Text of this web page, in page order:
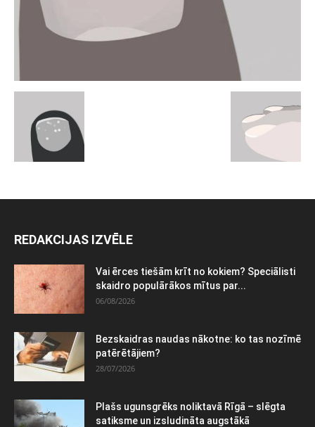
REDAKCIJAS IZVĒLE
Vai ērces tiešām krīt no kokiem? Speciālisti
skaidro populārākos mītus par...
06/08/2026
Bezskaidras naudas nākotne: ko tas nozīmē
patērētājiem?
28/07/2026
Plašs ugunsgrēks noliktavā Rīgā – slēgta
satiksme un izsludināta augstākā